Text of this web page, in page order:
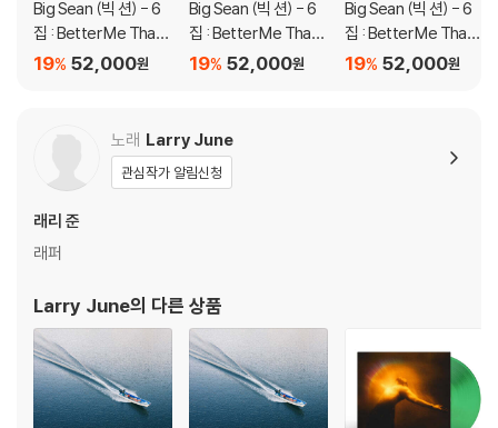
※ 반품/교환 안내
1) 불량으로 인한 반품/교환 요청 시에는 불량 확인을 위해 개봉 시의 동영
관련 사진과 동영상 및 재생 기기 모델명을 첨부하여 첨부하여 고객센터에
문의 바랍니다.
가 어려우므로 신중한 구매를 부탁드립니다.
Big Sean (빅 션) - 6
집 : Better Me Than
You (Focus Edition)
52,000원
19%
Big Sean (빅 션) - 6
집 : Better Me Than
You [레드 컬러 LP]
52,000원
19%
Big Sean (빅 션) - 6
집 : Better Me Than
You (Happiness Edit
52,000원
19%
노래 Larry June
관심작가 알림신청
래리 준
래퍼
Larry June의 다른 상품